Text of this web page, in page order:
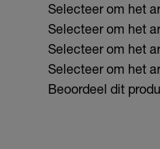
Selecteer om het
Selecteer om het
Selecteer om het
Selecteer om het
Beoordeel dit